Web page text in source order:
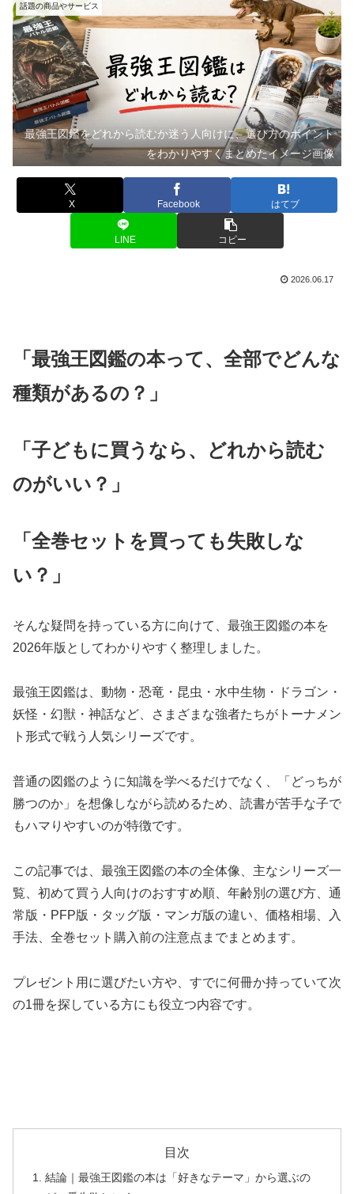
話題の商品やサービス
最強王図鑑をどれから読むか迷う人向けに、選び方のポイント
をわかりやすくまとめたイメージ画像
X Facebook はてブ
LINE コピー
2026.06.17
「最強王図鑑の本って、全部でどんな
種類があるの？」
「子どもに買うなら、どれから読む
のがいい？」
「全巻セットを買っても失敗しな
い？」
そんな疑問を持っている方に向けて、最強王図鑑の本を
2026年版としてわかりやすく整理しました。
最強王図鑑は、動物・恐竜・昆虫・水中生物・ドラゴン・
妖怪・幻獣・神話など、さまざまな強者たちがトーナメン
ト形式で戦う人気シリーズです。
普通の図鑑のように知識を学べるだけでなく、「どっちが
勝つのか」を想像しながら読めるため、読書が苦手な子で
もハマりやすいのが特徴です。
この記事では、最強王図鑑の本の全体像、主なシリーズ一
覧、初めて買う人向けのおすすめ順、年齢別の選び方、通
常版・PFP版・タッグ版・マンガ版の違い、価格相場、入
手法、全巻セット購入前の注意点までまとめます。
プレゼント用に選びたい方や、すでに何冊か持っていて次
の1冊を探している方にも役立つ内容です。
目次
結論｜最強王図鑑の本は「好きなテーマ」から選ぶの